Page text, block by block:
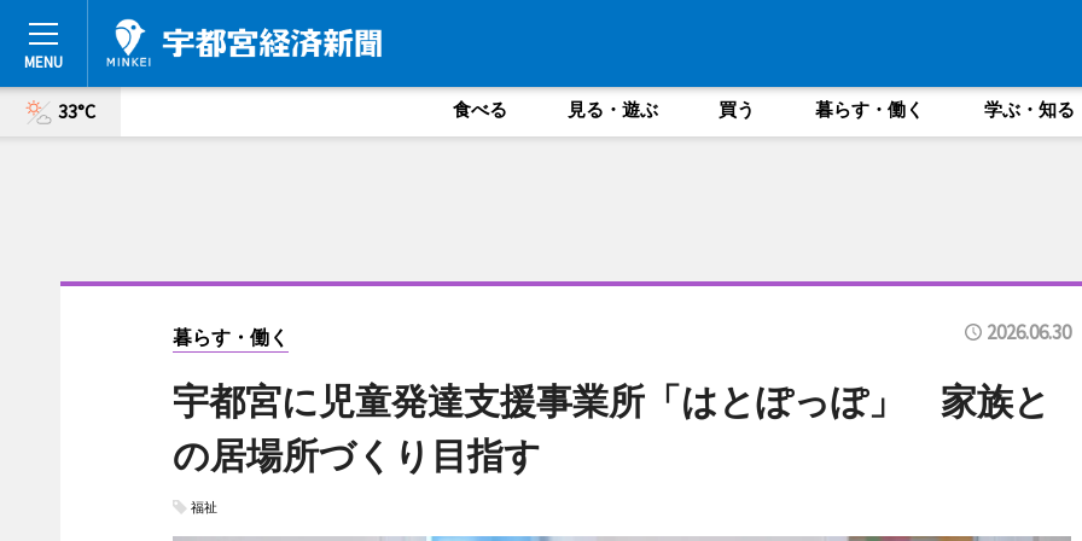
33°C 食べる 見る・遊ぶ 買う 暮らす・働く 学ぶ・知る
暮らす・働く 2026.06.30
宇都宮に児童発達支援事業所「はとぽっぽ」 家族と
の居場所づくり目指す
福祉